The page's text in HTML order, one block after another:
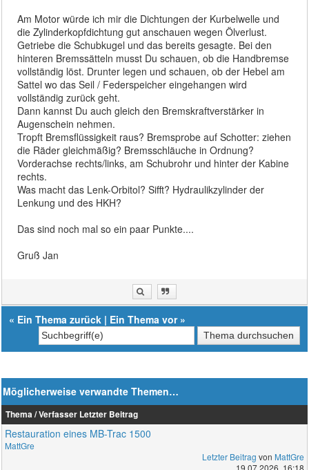
Am Motor würde ich mir die Dichtungen der Kurbelwelle und
die Zylinderkopfdichtung gut anschauen wegen Ölverlust.
Getriebe die Schubkugel und das bereits gesagte. Bei den
hinteren Bremssätteln musst Du schauen, ob die Handbremse
vollständig löst. Drunter legen und schauen, ob der Hebel am
Sattel wo das Seil / Federspeicher eingehangen wird
vollständig zurück geht.
Dann kannst Du auch gleich den Bremskraftverstärker in
Augenschein nehmen.
Tropft Bremsflüssigkeit raus? Bremsprobe auf Schotter: ziehen
die Räder gleichmäßig? Bremsschläuche in Ordnung?
Vorderachse rechts/links, am Schubrohr und hinter der Kabine
rechts.
Was macht das Lenk-Orbitol? Sifft? Hydraulikzylinder der
Lenkung und des HKH?
Das sind noch mal so ein paar Punkte....
Gruß Jan
« Ein Thema zurück | Ein Thema vor»
Möglicherweise verwandte Themen…
Thema / Verfasser Letzter Beitrag
Restauration eines MB-Trac 1500
MattGre
Letzter Beitrag von MattGre
19.07.2026, 16:18